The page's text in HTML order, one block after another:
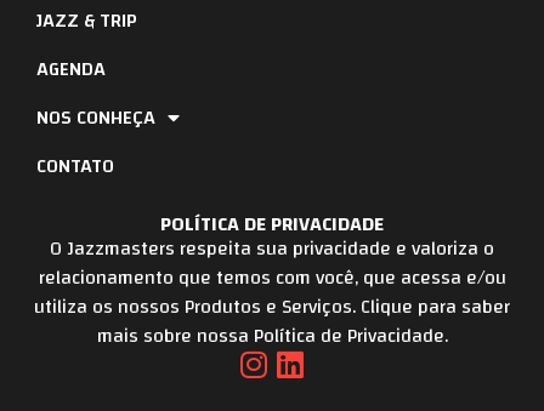
POLÍTICA DE PRIVACIDADE
O Jazzmasters respeita sua privacidade e valoriza o
relacionamento que temos com você, que acessa e/ou
utiliza os nossos Produtos e Serviços. Clique para saber
mais sobre nossa Política de Privacidade.
JAZZ & TRIP
AGENDA
NOS CONHEÇA
CONTATO